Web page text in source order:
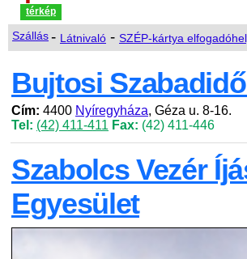
térkép
Szállás- Látnivaló - SZÉP-kártya
Bujtosi
Cím: 4400 Nyíregyháza, Géza u. 8-16.
Tel: (42) 411-411 Fax: (42) 411-446
Szabolcs Vezér
Egyesület